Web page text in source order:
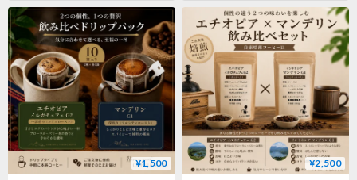
¥1,500 ¥2,500